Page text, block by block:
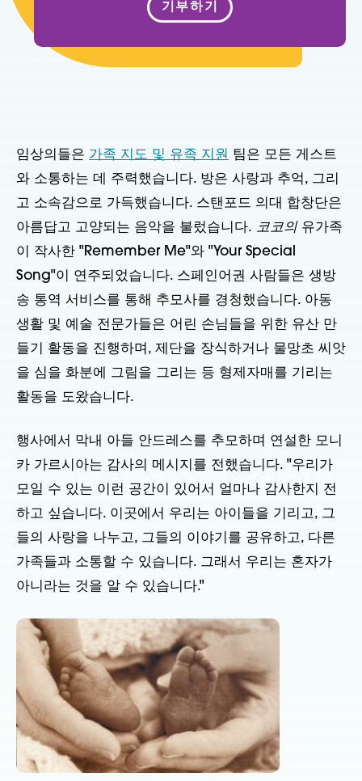
기부하기
임상의들은 가족 지도 및 유족 지원 팀은 모든 게스트
와 소통하는 데 주력했습니다. 방은 사랑과 추억, 그리
고 소속감으로 가득했습니다. 스탠포드 의대 합창단은
아름답고 고양되는 음악을 불렀습니다. 코코의 유가족
이 작사한 "Remember Me"와 "Your Special
Song"이 연주되었습니다. 스페인어권 사람들은 생방
송 통역 서비스를 통해 추모사를 경청했습니다. 아동
생활 및 예술 전문가들은 어린 손님들을 위한 유산 만
들기 활동을 진행하며, 제단을 장식하거나 물망초 씨앗
을 심을 화분에 그림을 그리는 등 형제자매를 기리는
활동을 도왔습니다.
행사에서 막내 아들 안드레스를 추모하며 연설한 모니
카 가르시아는 감사의 메시지를 전했습니다. "우리가
모일 수 있는 이런 공간이 있어서 얼마나 감사한지 전
하고 싶습니다. 이곳에서 우리는 아이들을 기리고, 그
들의 사랑을 나누고, 그들의 이야기를 공유하고, 다른
가족들과 소통할 수 있습니다. 그래서 우리는 혼자가
아니라는 것을 알 수 있습니다."